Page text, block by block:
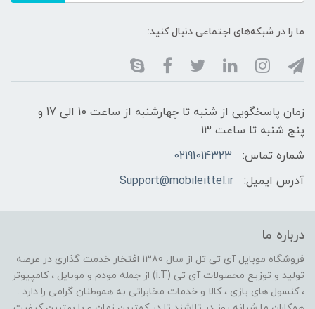
ما را در شبکه‌های اجتماعی دنبال کنید:
زمان پاسخگویی از شنبه تا چهارشنبه از ساعت 10 الی 17 و
پنج شنبه تا ساعت 13
شماره تماس:
02191014323
آدرس ایمیل:
Support@mobileittel.ir
درباره ما
فروشگاه موبایل آی تی تل از سال 1380 افتخار خدمت گذاری در عرصه
تولید و توزیع محصولات آی تی (i.T) از جمله مودم و موبایل ، کامپیوتر
، کنسول های بازی ، کالا و خدمات مخابراتی به هموطنان گرامی را دارد .